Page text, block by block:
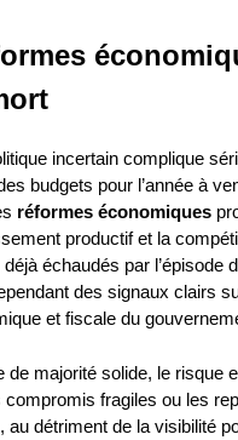
incertain complique
budgets pour l’année à
réformes économiques
productif et la
déjà échaudés par l’épisode
des signaux clairs
et fiscale du
de majorité solide, le risque
compromis fragiles ou les
au détriment de la visibilité